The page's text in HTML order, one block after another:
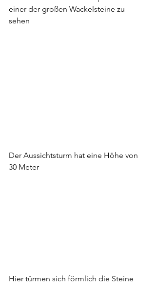
einer der großen Wackelsteine zu
sehen
Der Aussichtsturm hat eine Höhe von
30 Meter
Hier türmen sich förmlich die Steine